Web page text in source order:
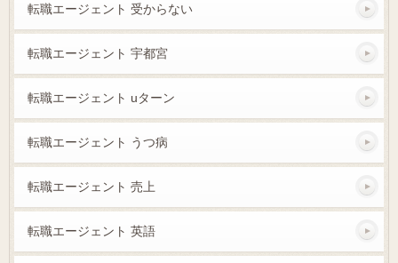
転職エージェント 受からない
転職エージェント 宇都宮
転職エージェント uターン
転職エージェント うつ病
転職エージェント 売上
転職エージェント 英語